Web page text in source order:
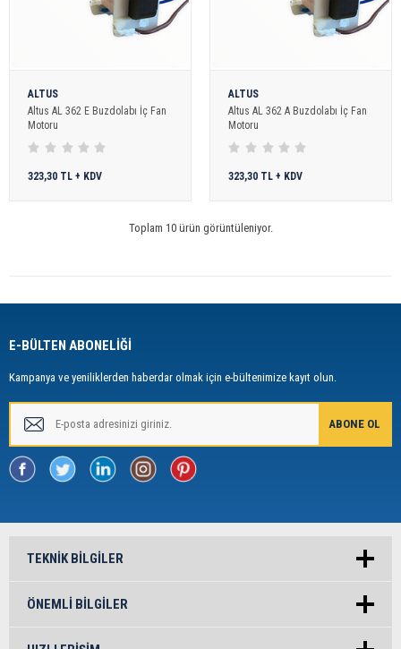
ALTUS
Altus AL 362 E Buzdolabı İç Fan
Motoru
323,30 TL + KDV
ALTUS
Altus AL 362 A Buzdolabı İç Fan
Motoru
323,30 TL + KDV
Toplam 10 ürün görüntüleniyor.
E-BÜLTEN ABONELİĞİ
Kampanya ve yeniliklerden haberdar olmak için e-bültenimize kayıt olun.
TEKNIK BILGILER
ÖNEMLI BILGILER